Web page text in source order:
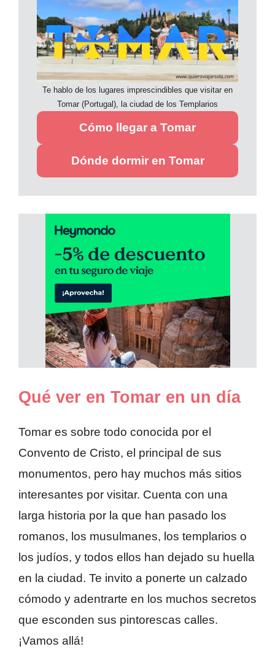
Te hablo de los lugares imprescindibles que visitar en
Tomar (Portugal), la ciudad de los Templarios
Cómo llegar a Tomar
Dónde dormir en Tomar
Qué ver en Tomar en un día
Tomar es sobre todo conocida por el
Convento de Cristo, el principal de sus
monumentos, pero hay muchos más sitios
interesantes por visitar. Cuenta con una
larga historia por la que han pasado los
romanos, los musulmanes, los templarios o
los judíos, y todos ellos han dejado su huella
en la ciudad. Te invito a ponerte un calzado
cómodo y adentrarte en los muchos secretos
que esconden sus pintorescas calles.
¡Vamos allá!